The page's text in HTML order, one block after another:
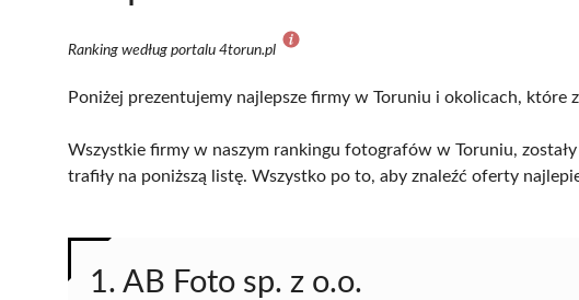
Ranking według portalu 4torun.pl
Poniżej prezentujemy najlepsze firmy w Toruniu i okolicach, które
Wszystkie firmy w naszym rankingu fotografów w Toruniu,
trafiły na poniższą listę. Wszystko po to, aby znaleźć oferty
1. AB Foto sp. z o.o.